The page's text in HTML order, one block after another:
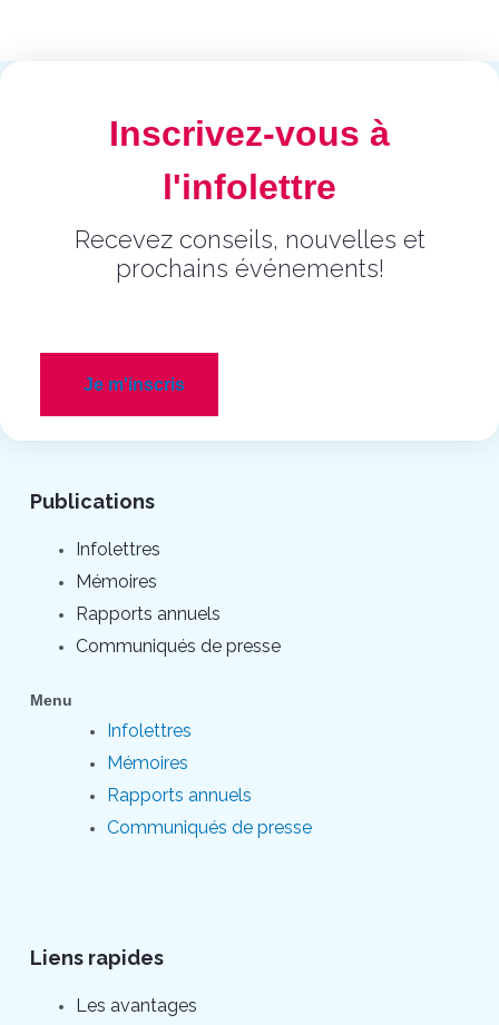
Inscrivez-vous à
l'infolettre
Recevez conseils, nouvelles et
prochains événements!
Je m'inscris
Publications
Infolettres
Mémoires
Rapports annuels
Communiqués de presse
Menu
Infolettres
Mémoires
Rapports annuels
Communiqués de presse
Liens rapides
Les avantages